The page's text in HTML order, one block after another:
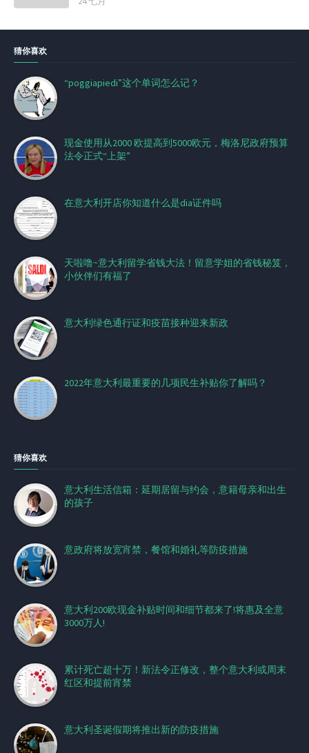
猜你喜欢
“poggiapiedi”这个单词怎么记？
现金使用从2000 欧提高到5000欧元，梅洛尼政府预算
法令正式“上架”
在意大利开店你知道什么是dia证件吗
天啦噜~意大利留学省钱大法！留意学姐的省钱秘笈，
小伙伴们有福了
意大利绿色通行证和疫苗接种迎来新政
2022年意大利最重要的几项民生补贴你了解吗？
猜你喜欢
意大利生活信箱：延期居留与约会，意籍母亲和出生
的孩子
意政府将放宽宵禁，餐馆和婚礼等防疫措施
意大利200欧现金补贴时间和细节都来了!将惠及全意
3000万人!
累计死亡超十万！新法令正修改，整个意大利或周末
红区和提前宵禁
意大利圣诞假期将推出新的防疫措施